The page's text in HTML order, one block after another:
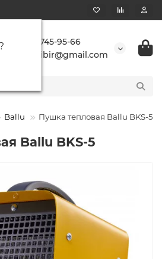
+7 923 745-95-66
buransibir@gmail.com
Ballu Пушка тепловая Ballu BKS-5
Ballu BKS-5